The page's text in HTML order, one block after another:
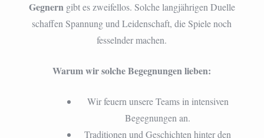
Gegnern gibt es zweifellos. Solche langjährigen Duelle
schaffen Spannung und Leidenschaft, die Spiele noch
fesselnder machen.
Warum wir solche Begegnungen lieben:
Wir feuern unsere Teams in intensiven
Begegnungen an.
Traditionen und Geschichten hinter den